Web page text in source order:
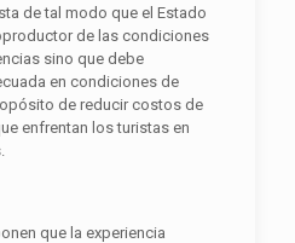
de tal modo que el Estado
de las condiciones
sino que debe
en condiciones de
de reducir costos de
enfrentan los turistas en
que la experiencia